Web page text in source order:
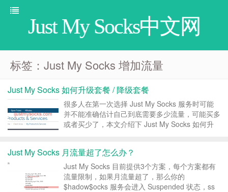
Just My Socks中文网
标签：Just My Socks 增加流量
Just My Socks 如何升级套餐 / 降级套餐
很多人在第一次选择 Just My Socks 服务时可能
并不能准确估计自己到底需要多少流量，可能买多
或者买少了，本文介绍下 Just My Socks 如何升
每...
Just My Socks 月流量超了怎么办？
Just My Socks 目前提供3个方案，每个方案都有
流量限制，如果月流量超了，那么你的
$hadow$ocks 服务会进入 Suspended 状态，ss